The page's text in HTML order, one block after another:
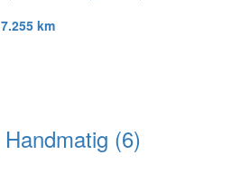
7.255 km
Handmatig (6)